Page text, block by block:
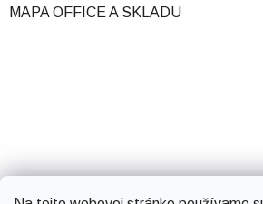
MAPA OFFICE A SKLADU